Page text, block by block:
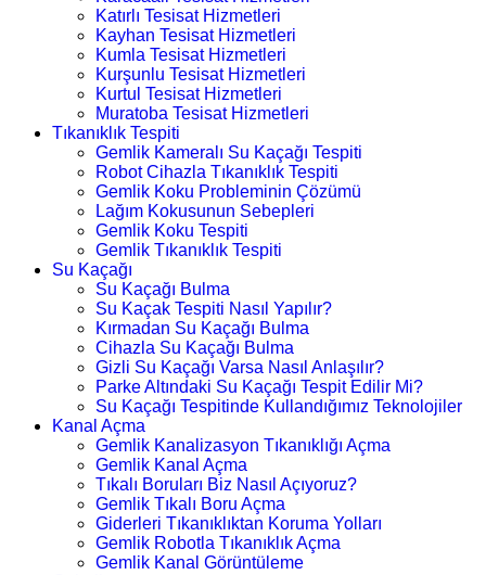
Katırlı Tesisat Hizmetleri
Kayhan Tesisat Hizmetleri
Kumla Tesisat Hizmetleri
Kurşunlu Tesisat Hizmetleri
Kurtul Tesisat Hizmetleri
Muratoba Tesisat Hizmetleri
Tıkanıklık Tespiti
Gemlik Kameralı Su Kaçağı Tespiti
Robot Cihazla Tıkanıklık Tespiti
Gemlik Koku Probleminin Çözümü
Lağım Kokusunun Sebepleri
Gemlik Koku Tespiti
Gemlik Tıkanıklık Tespiti
Su Kaçağı
Su Kaçağı Bulma
Su Kaçak Tespiti Nasıl Yapılır?
Kırmadan Su Kaçağı Bulma
Cihazla Su Kaçağı Bulma
Gizli Su Kaçağı Varsa Nasıl Anlaşılır?
Parke Altındaki Su Kaçağı Tespit Edilir Mi?
Su Kaçağı Tespitinde Kullandığımız Teknolojiler
Kanal Açma
Gemlik Kanalizasyon Tıkanıklığı Açma
Gemlik Kanal Açma
Tıkalı Boruları Biz Nasıl Açıyoruz?
Gemlik Tıkalı Boru Açma
Giderleri Tıkanıklıktan Koruma Yolları
Gemlik Robotla Tıkanıklık Açma
Gemlik Kanal Görüntüleme